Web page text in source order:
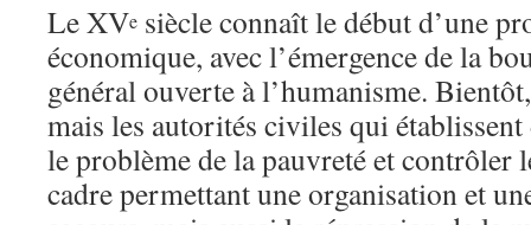
Le XVe siècle connaît le début d’une
économique, avec l’émergence de la
général ouverte à l’humanisme.
mais les autorités civiles qui
le problème de la pauvreté et contrôler
cadre permettant une organisation et